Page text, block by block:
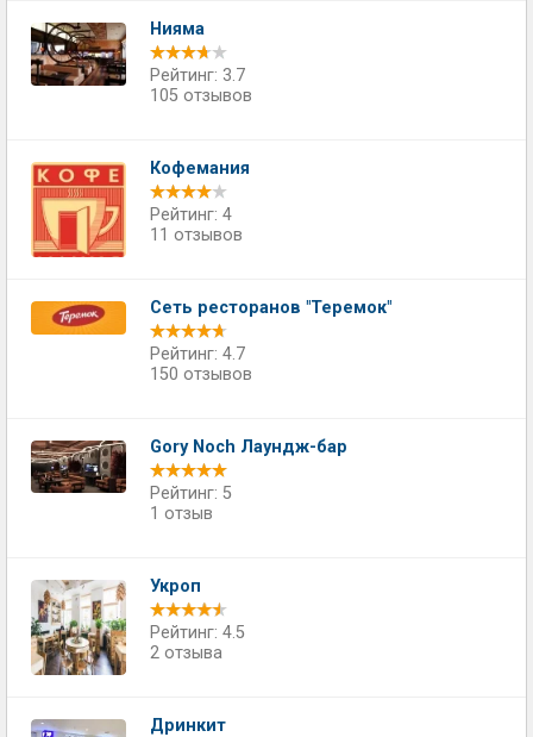
Нияма
Рейтинг: 3.7
105 отзывов
Кофемания
Рейтинг: 4
11 отзывов
Сеть ресторанов "Теремок"
Рейтинг: 4.7
150 отзывов
Gory Noch Лаундж-бар
Рейтинг: 5
1 отзыв
Укроп
Рейтинг: 4.5
2 отзыва
Дринкит